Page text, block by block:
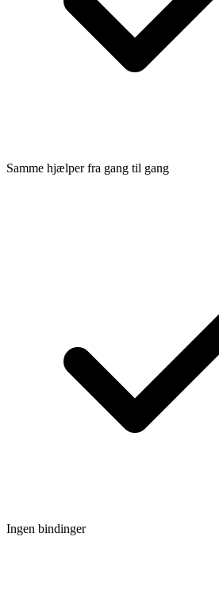
Samme hjælper fra gang til gang
Ingen bindinger